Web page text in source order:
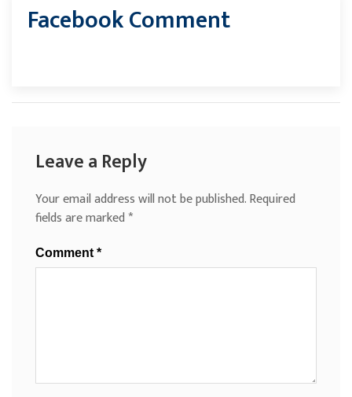
Facebook Comment
Leave a Reply
Your email address will not be published.Required
fields are marked*
Comment *